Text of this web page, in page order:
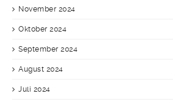
November 2024
Oktober 2024
September 2024
August 2024
Juli 2024